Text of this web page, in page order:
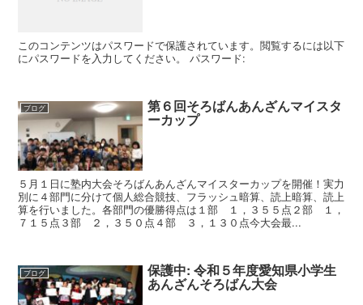
このコンテンツはパスワードで保護されています。閲覧するには以下
にパスワードを入力してください。 パスワード:
ブログ 第６回そろばんあんざんマイスタ
ーカップ
５月１日に塾内大会そろばんあんざんマイスターカップを開催！実力
別に４部門に分けて個人総合競技、フラッシュ暗算、読上暗算、読上
算を行いました。各部門の優勝得点は１部 １，３５５点２部 １，
７１５点３部 ２，３５０点４部 ３，１３０点今大会最...
ブログ 保護中: 令和５年度愛知県小学生
あんざんそろばん大会